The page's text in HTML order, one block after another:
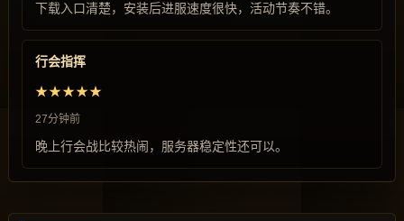
下载入口清楚，安装后进服速度很快，活动节奏不错。
行会指挥
★★★★★
27分钟前
晚上行会战比较热闹，服务器稳定性还可以。